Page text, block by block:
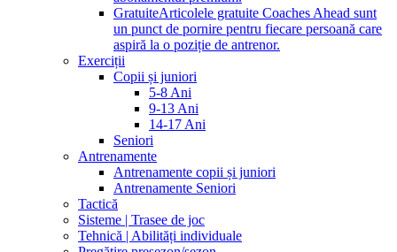
GratuiteArticolele gratuite Coaches Ahead sunt
un punct de pornire pentru fiecare persoană care
aspiră la o poziție de antrenor.
Exerciții
Copii și juniori
5-8 Ani
9-13 Ani
14-17 Ani
Seniori
Antrenamente
Antrenamente copii și juniori
Antrenamente Seniori
Tactică
Sisteme | Trasee de joc
Tehnică | Abilități individuale